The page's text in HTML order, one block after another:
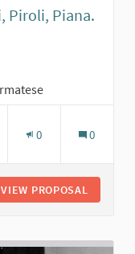
Piroli, Piana.
0 0
VIEW PROPOSAL